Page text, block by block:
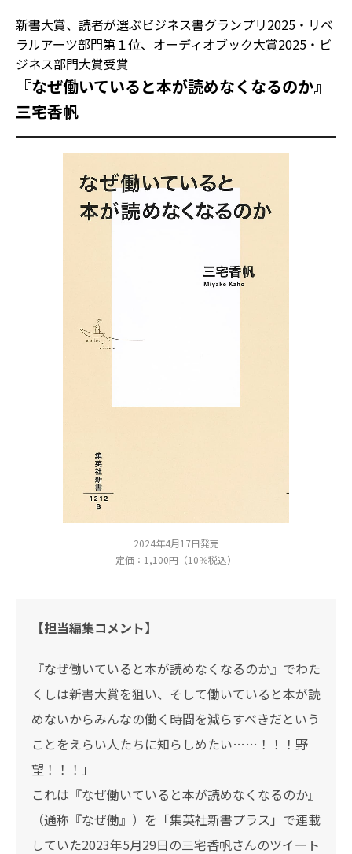
新書大賞、読者が選ぶビジネス書グランプリ2025・リベ
ラルアーツ部門第１位、オーディオブック大賞2025・ビ
ジネス部門大賞受賞
『なぜ働いていると本が読めなくなるのか』
三宅香帆
2024年4月17日発売
定価：1,100円（10％税込）
【担当編集コメント】
『なぜ働いていると本が読めなくなるのか』でわた
くしは新書大賞を狙い、そして働いていると本が読
めないからみんなの働く時間を減らすべきだという
ことをえらい人たちに知らしめたい……！！！野
望！！！」
これは『なぜ働いていると本が読めなくなるのか』
（通称『なぜ働』）を「集英社新書プラス」で連載
していた2023年5月29日の三宅香帆さんのツイート